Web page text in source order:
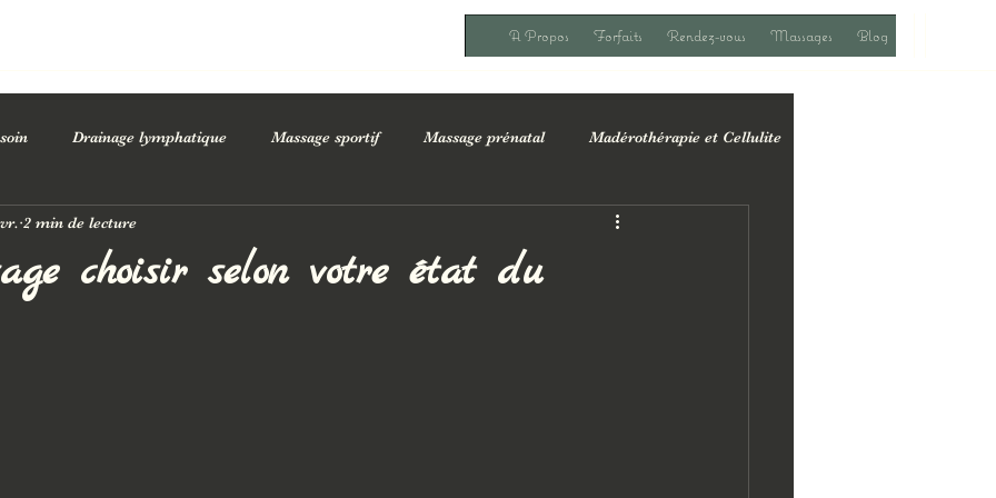
A Propos Forfaits Rendez-vous Massages Blog
Drainage lymphatique Massage sportif Massage prénatal Madérothérapie et Cellulite
Bienfaits des massages sur la santé
Esthéticienne
choisir selon votre état du
2 min de lecture